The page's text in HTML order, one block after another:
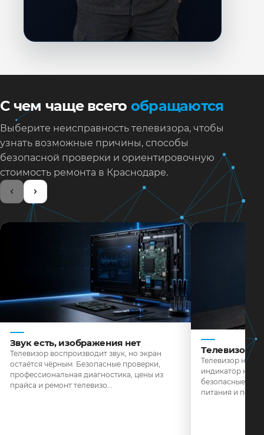
С чем чаще всего обращаются
Выберите неисправность телевизора, чтобы
узнать возможные причины, способы
безопасной проверки и ориентировочную
стоимость ремонта в Краснодаре.
Звук есть, изображения нет
Телевизор воспроизводит звук, но экран
остаётся чёрным. Безопасные проверки,
профессиональная диагностика, цены из
прайса и ремонт телевизо…
Телевизор
Телевизор не
индикатор не
безопасные
питания и